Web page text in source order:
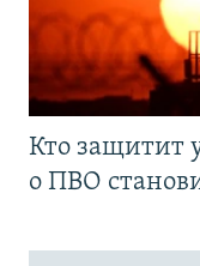
Кто защитит
о ПВО